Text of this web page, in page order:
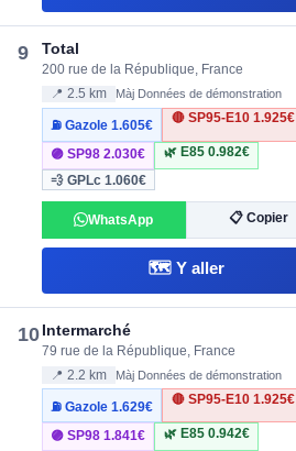
9 Total
200 rue de la République, France
📍 2.5 km Màj Données de démonstration
⛽ Gazole1.605€
🔴 SP95-E10 1.925€
🟣 SP982.030€ 🌿 E85 0.982€
💨 GPLc1.060€
WhatsApp 📋 Copier
🗺️ Y aller
10Intermarché
79 rue de la République, France
📍 2.2 km Màj Données de démonstration
⛽ Gazole1.629€
🔴 SP95-E10 1.925€
🟣 SP981.841€ 🌿 E85 0.942€